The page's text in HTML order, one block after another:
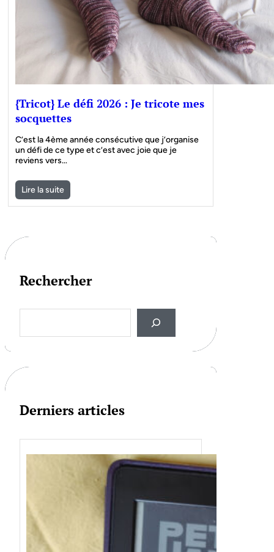
{Tricot} Le défi 2026 : Je tricote mes
socquettes
C’est la 4ème année consécutive que j’organise
un défi de ce type et c’est avec joie que je
reviens vers…
Lire la suite
Rechercher
a
h
Derniers articles